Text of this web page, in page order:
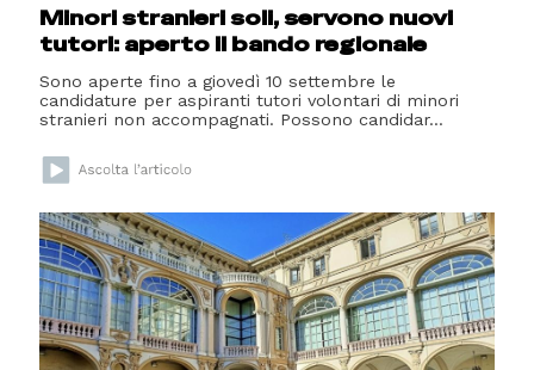
Minori stranieri soli, servono nuovi
tutori: aperto il bando regionale
Sono aperte fino a giovedì 10 settembre le
candidature per aspiranti tutori volontari di minori
stranieri non accompagnati. Possono candidar...